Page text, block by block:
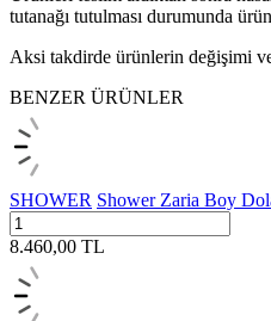
tutanağı tutulması durumunda
Aksi takdirde ürünlerin değişimi
BENZER ÜRÜNLER
SHOWER Shower Zaria Boy
8.460,00 TL